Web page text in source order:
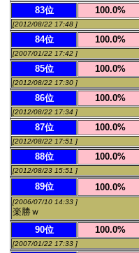
83位 100.0%
[2012/08/22 17:48 ]
84位 100.0%
[2007/01/22 17:42 ]
85位 100.0%
[2012/08/22 17:30 ]
86位 100.0%
[2012/08/22 17:34 ]
87位 100.0%
[2012/08/22 17:51 ]
88位 100.0%
[2012/08/23 15:51 ]
89位 100.0%
[2006/07/10 14:33 ]
楽勝ｗ
90位
100.0%
[2007/01/22 17:33 ]